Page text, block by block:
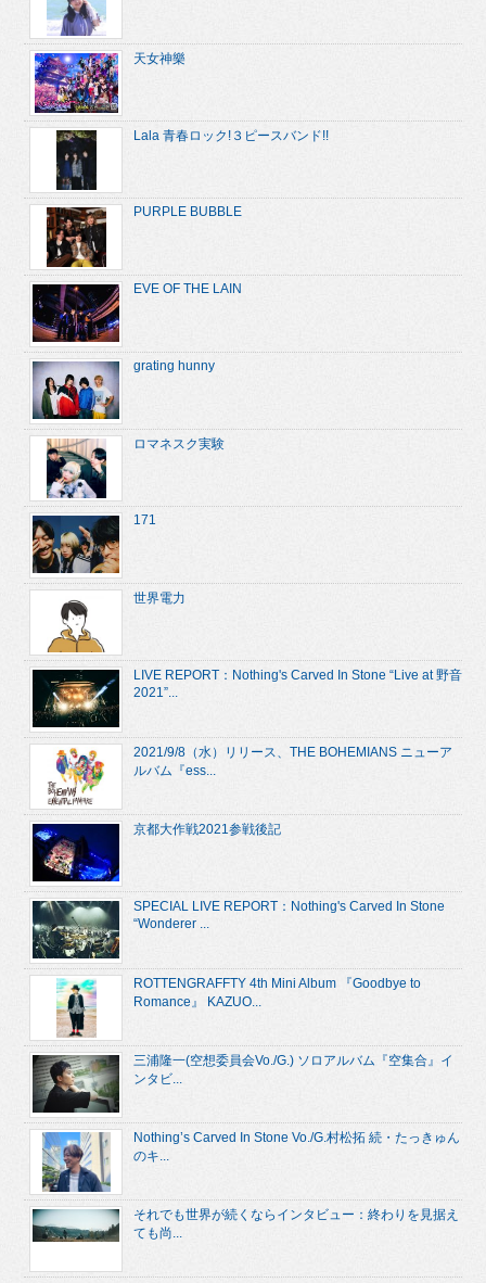
天女神樂
Lala 青春ロック!３ピースバンド!!
PURPLE BUBBLE
EVE OF THE LAIN
grating hunny
ロマネスク実験
171
世界電力
LIVE REPORT：Nothing's Carved In Stone “Live at 野音
2021”...
2021/9/8（水）リリース、THE BOHEMIANS ニューア
ルバム『ess...
京都大作戦2021参戦後記
SPECIAL LIVE REPORT：Nothing's Carved In Stone
“Wonderer ...
ROTTENGRAFFTY 4th Mini Album 『Goodbye to
Romance』 KAZUO...
三浦隆一(空想委員会Vo./G.) ソロアルバム『空集合』イ
ンタビ...
Nothing’s Carved In Stone Vo./G.村松拓 続・たっきゅん
のキ...
それでも世界が続くならインタビュー：終わりを見据え
ても尚...